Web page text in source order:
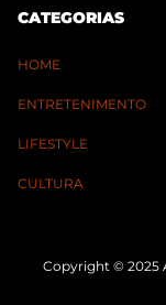
CATEGORIAS
HOME
ENTRETENIMENTO
LIFESTYLE
CULTURA
Copyright © 2025